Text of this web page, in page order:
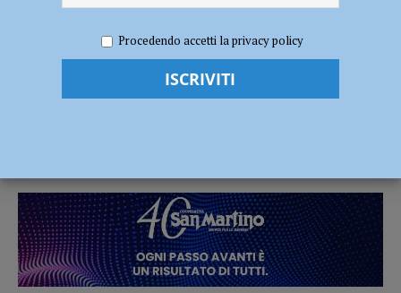
lungo la via Emilia tra Cadeo e Roveleto, tre persone ferite – FOTO
Schianto lungo la via Emilia tra Cadeo e
Procedendo accetti la privacy policy